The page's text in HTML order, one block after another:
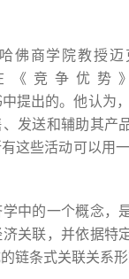
佛商学院教授迈
《竞争优势
提出的。他认为
发送和辅助其产
这些活动可以用
中的一个概念，
关联，并依据特
链条式关联关系形